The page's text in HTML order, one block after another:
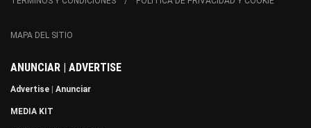
MAPA DEL SITIO
ANUNCIAR | ADVERTISE
Advertise Anunciar
MEDIA KIT